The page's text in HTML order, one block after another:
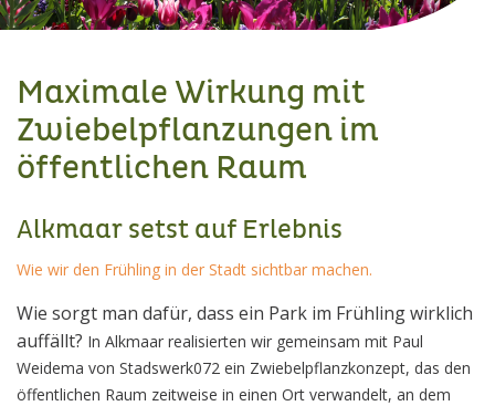
Maximale Wirkung mit
Zwiebelpflanzungen im
öffentlichen Raum
Alkmaar setst auf Erlebnis
Wie wir den Frühling in der Stadt sichtbar machen.
Wie sorgt man dafür, dass ein Park im Frühling wirklich
auffällt? In Alkmaar realisierten wir gemeinsam mit Paul
Weidema von Stadswerk072 ein Zwiebelpflanzkonzept, das den
öffentlichen Raum zeitweise in einen Ort verwandelt, an dem